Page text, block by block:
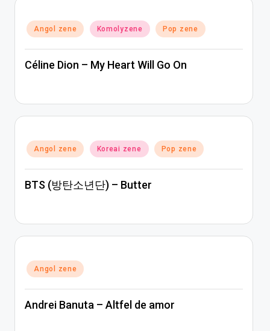
Posted
in
Angol zene Komolyzene Pop zene
Céline Dion – My Heart Will Go On
Posted
in
Angol zene Koreai zene Pop zene
BTS (방탄소년단) – Butter
Posted
in
Angol zene
Andrei Banuta – Altfel de amor